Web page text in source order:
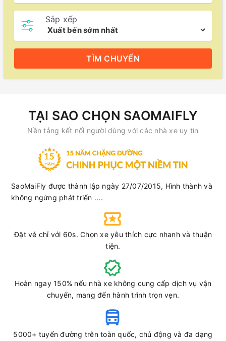
Sắp xếp
TÌM CHUYẾN
TẠI SAO CHỌN SAOMAIFLY
Nền tảng kết nối người dùng với các nhà xe uy tín
SaoMaiFly được thành lập ngày 27/07/2015, Hình thành và
không ngừng phát triển ....
Đặt vé chỉ với 60s. Chọn xe yêu thích cực nhanh và thuận
tiện.
Hoàn ngay 150% nếu nhà xe không cung cấp dịch vụ vận
chuyển, mang đến hành trình trọn vẹn.
5000+ tuyến đường trên toàn quốc, chủ động và đa dạng